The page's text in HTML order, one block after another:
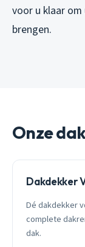
voor u klaar
brengen.
Onze
Dakdekker
Dé dakdekker
complete
dak.